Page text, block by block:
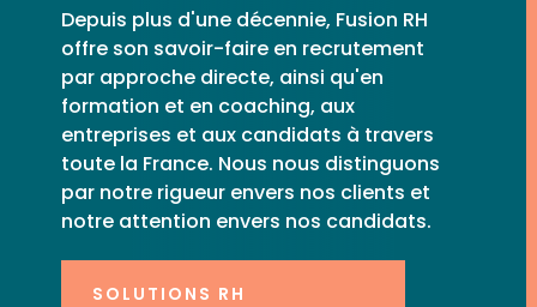
Depuis plus d'une décennie, Fusion RH
offre son savoir-faire en recrutement
par approche directe, ainsi qu'en
formation et en coaching, aux
entreprises et aux candidats à travers
toute la France. Nous nous distinguons
par notre rigueur envers nos clients et
notre attention envers nos candidats.
SOLUTIONS RH